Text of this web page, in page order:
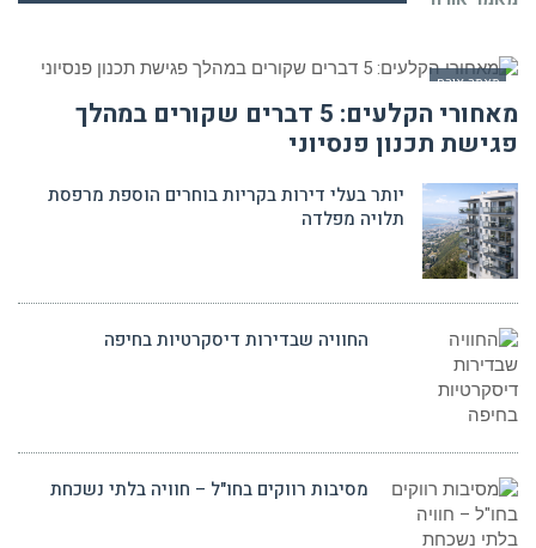
מאמר אורח
מאחורי הקלעים: 5 דברים שקורים במהלך
פגישת תכנון פנסיוני
יותר בעלי דירות בקריות בוחרים הוספת מרפסת
תלויה מפלדה
החוויה שבדירות דיסקרטיות בחיפה
מסיבות רווקים בחו"ל – חוויה בלתי נשכחת